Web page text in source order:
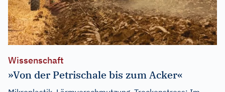
Wissenschaft
»Von der Petrischale bis zum Acker«